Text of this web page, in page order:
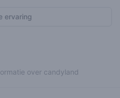
ervaring
over candyland